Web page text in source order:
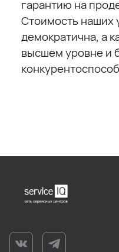
гарантию на
Стоимость наших
демократична, а
высшем уровне и